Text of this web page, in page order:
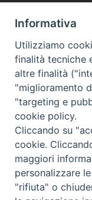
DIOCESI
Contatti:
E-
Orari: dal
Lunedì,
Informativa
Utilizziamo
finalità tecniche
altre finalità
"miglioramento
"targeting e
cookie policy.
Cliccando su
cookie.
maggiori
personalizzare
"rifiuta" o